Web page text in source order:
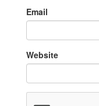
Email
Website